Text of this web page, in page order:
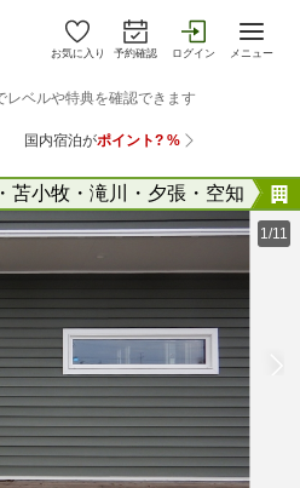
お気に入り 予約確認 ログイン メニュー
苫小牧・滝川・夕張・空知
1/11